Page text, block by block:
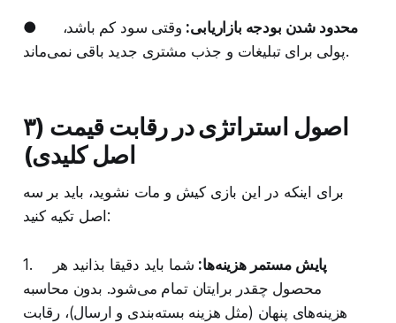
● محدود شدن بودجه بازاریابی: وقتی سود کم باشد،
پولی برای تبلیغات و جذب مشتری جدید باقی نمی‌ماند.
اصول استراتژی در رقابت قیمت (۳
اصل کلیدی)
برای اینکه در این بازی کیش و مات نشوید، باید بر سه
اصل تکیه کنید:
1. پایش مستمر هزینه‌ها: شما باید دقیقا بذانید هر
محصول چقدر برایتان تمام می‌شود. بدون محاسبه
هزینه‌های پنهان (مثل هزینه بسته‌بندی و ارسال)، رقابت